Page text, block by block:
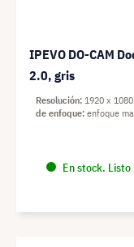
IPEVO DO-CAM
2.0, gris
En stock.
Resolución 1920 x
de enfoque enfoque